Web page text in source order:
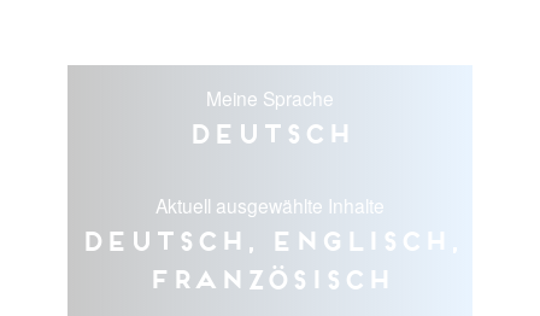
Meine Sprache
Deutsch
Aktuell ausgewählte Inhalte
Deutsch, Englisch,
Französisch